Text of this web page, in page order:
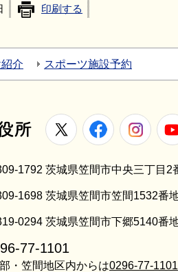
印刷する
介 スポーツ施設予約
笠間市役所
X Facebook
1792 茨城県笠間市中央三丁目2
1698 茨城県笠間市笠間1532番
0294 茨城県笠間市下郷5140番
77-1101
・笠間地区内からは0296-77-1101